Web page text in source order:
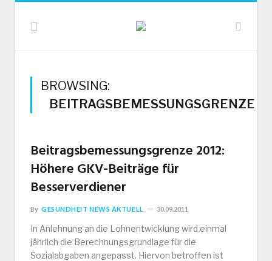
BROWSING:
BEITRAGSBEMESSUNGSGRENZE
Beitragsbemessungsgrenze 2012:
Höhere GKV-Beiträge für
Besserverdiener
By GESUNDHEIT NEWS AKTUELL 30.09.2011
In Anlehnung an die Lohnentwicklung wird einmal
jährlich die Berechnungsgrundlage für die
Sozialabgaben angepasst. Hiervon betroffen ist